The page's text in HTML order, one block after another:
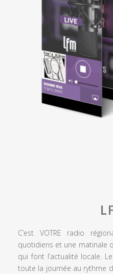
C’est VOTRE radio
quotidiens et une matinale
qui font l’actualité locale.
toute la journée au rythme